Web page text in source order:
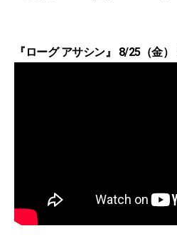
『ローグ アサシン』 8/25（金